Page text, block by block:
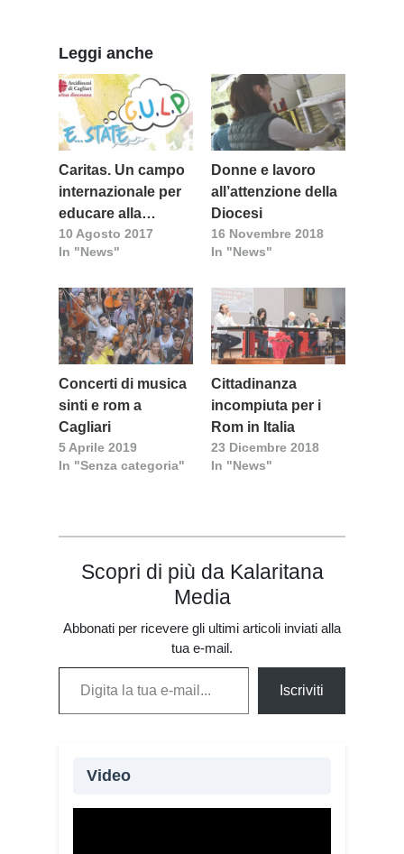
Leggi anche
Caritas. Un campo
internazionale per
educare alla
solidarietà
10 Agosto 2017
In "News"
Donne e lavoro
all’attenzione della
Diocesi
16 Novembre 2018
In "News"
Concerti di musica
sinti e rom a
Cagliari
5 Aprile 2019
In "Senza categoria"
Cittadinanza
incompiuta per i
Rom in Italia
23 Dicembre 2018
In "News"
Scopri di più da Kalaritana
Media
Abbonati per ricevere gli ultimi articoli inviati alla
tua e-mail.
Digita la tua e-mail...
Iscriviti
Video